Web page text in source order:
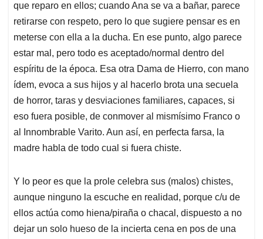
que reparo en ellos; cuando Ana se va a bañar, parece
retirarse con respeto, pero lo que sugiere pensar es en
meterse con ella a la ducha. En ese punto, algo parece
estar mal, pero todo es aceptado/normal dentro del
espíritu de la época. Esa otra Dama de Hierro, con mano
ídem, evoca a sus hijos y al hacerlo brota una secuela
de horror, taras y desviaciones familiares, capaces, si
eso fuera posible, de conmover al mismísimo Franco o
al Innombrable Varito. Aun así, en perfecta farsa, la
madre habla de todo cual si fuera chiste.
Y lo peor es que la prole celebra sus (malos) chistes,
aunque ninguno la escuche en realidad, porque c/u de
ellos actúa como hiena/piraña o chacal, dispuesto a no
dejar un solo hueso de la incierta cena en pos de una